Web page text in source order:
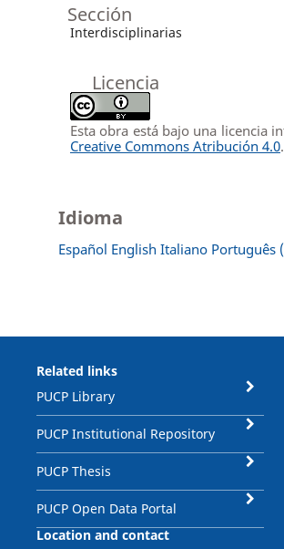
Sección
Interdisciplinarias
Licencia
Esta obra está bajo una licencia
Creative Commons Atribución 4.0.
Idioma
Español English Italiano Português
Related links
PUCP Library
PUCP Institutional Repository
PUCP Thesis
PUCP Open Data Portal
Location and contact